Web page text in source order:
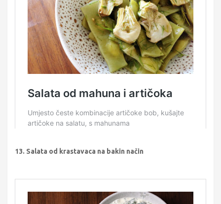
13. Salata od krastavaca na bakin način